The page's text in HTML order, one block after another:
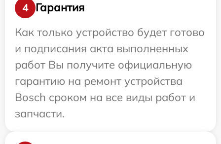
4
Гарантия
Как только устройство будет готово
и подписания акта выполненных
работ Вы получите официальную
гарантию на ремонт устройства
Bosch сроком на все виды работ и
запчасти.